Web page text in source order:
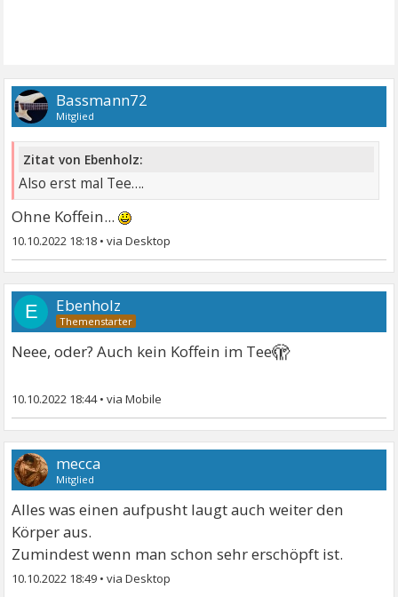
Bassmann72
Mitglied
Zitat von Ebenholz:
Also erst mal Tee….
Ohne Koffein...
10.10.2022 18:18 •
E Ebenholz
Neee, oder? Auch kein Koffein im Tee🫣
10.10.2022 18:44•
mecca
Mitglied
Alles was einen aufpusht laugt auch weiter den
Körper aus.
Zumindest wenn man schon sehr erschöpft ist.
10.10.2022 18:49 •